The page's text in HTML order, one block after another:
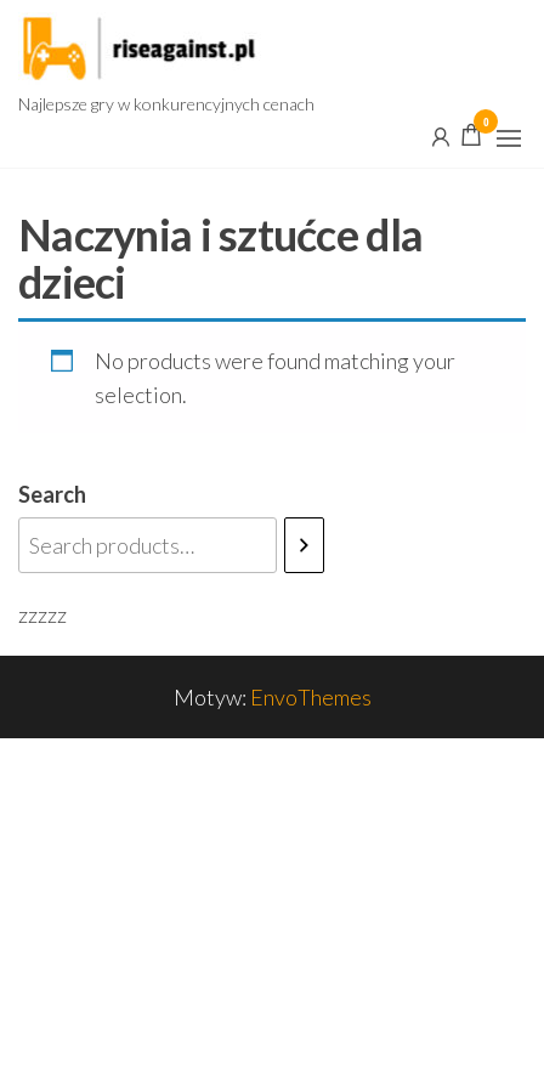
Przejdź
treści
Najlepsze gry w konkurencyjnych cenach
0
Naczynia i sztućce dla
dzieci
No products were found matching your
selection.
Search
zzzzz
Motyw: EnvoThemes